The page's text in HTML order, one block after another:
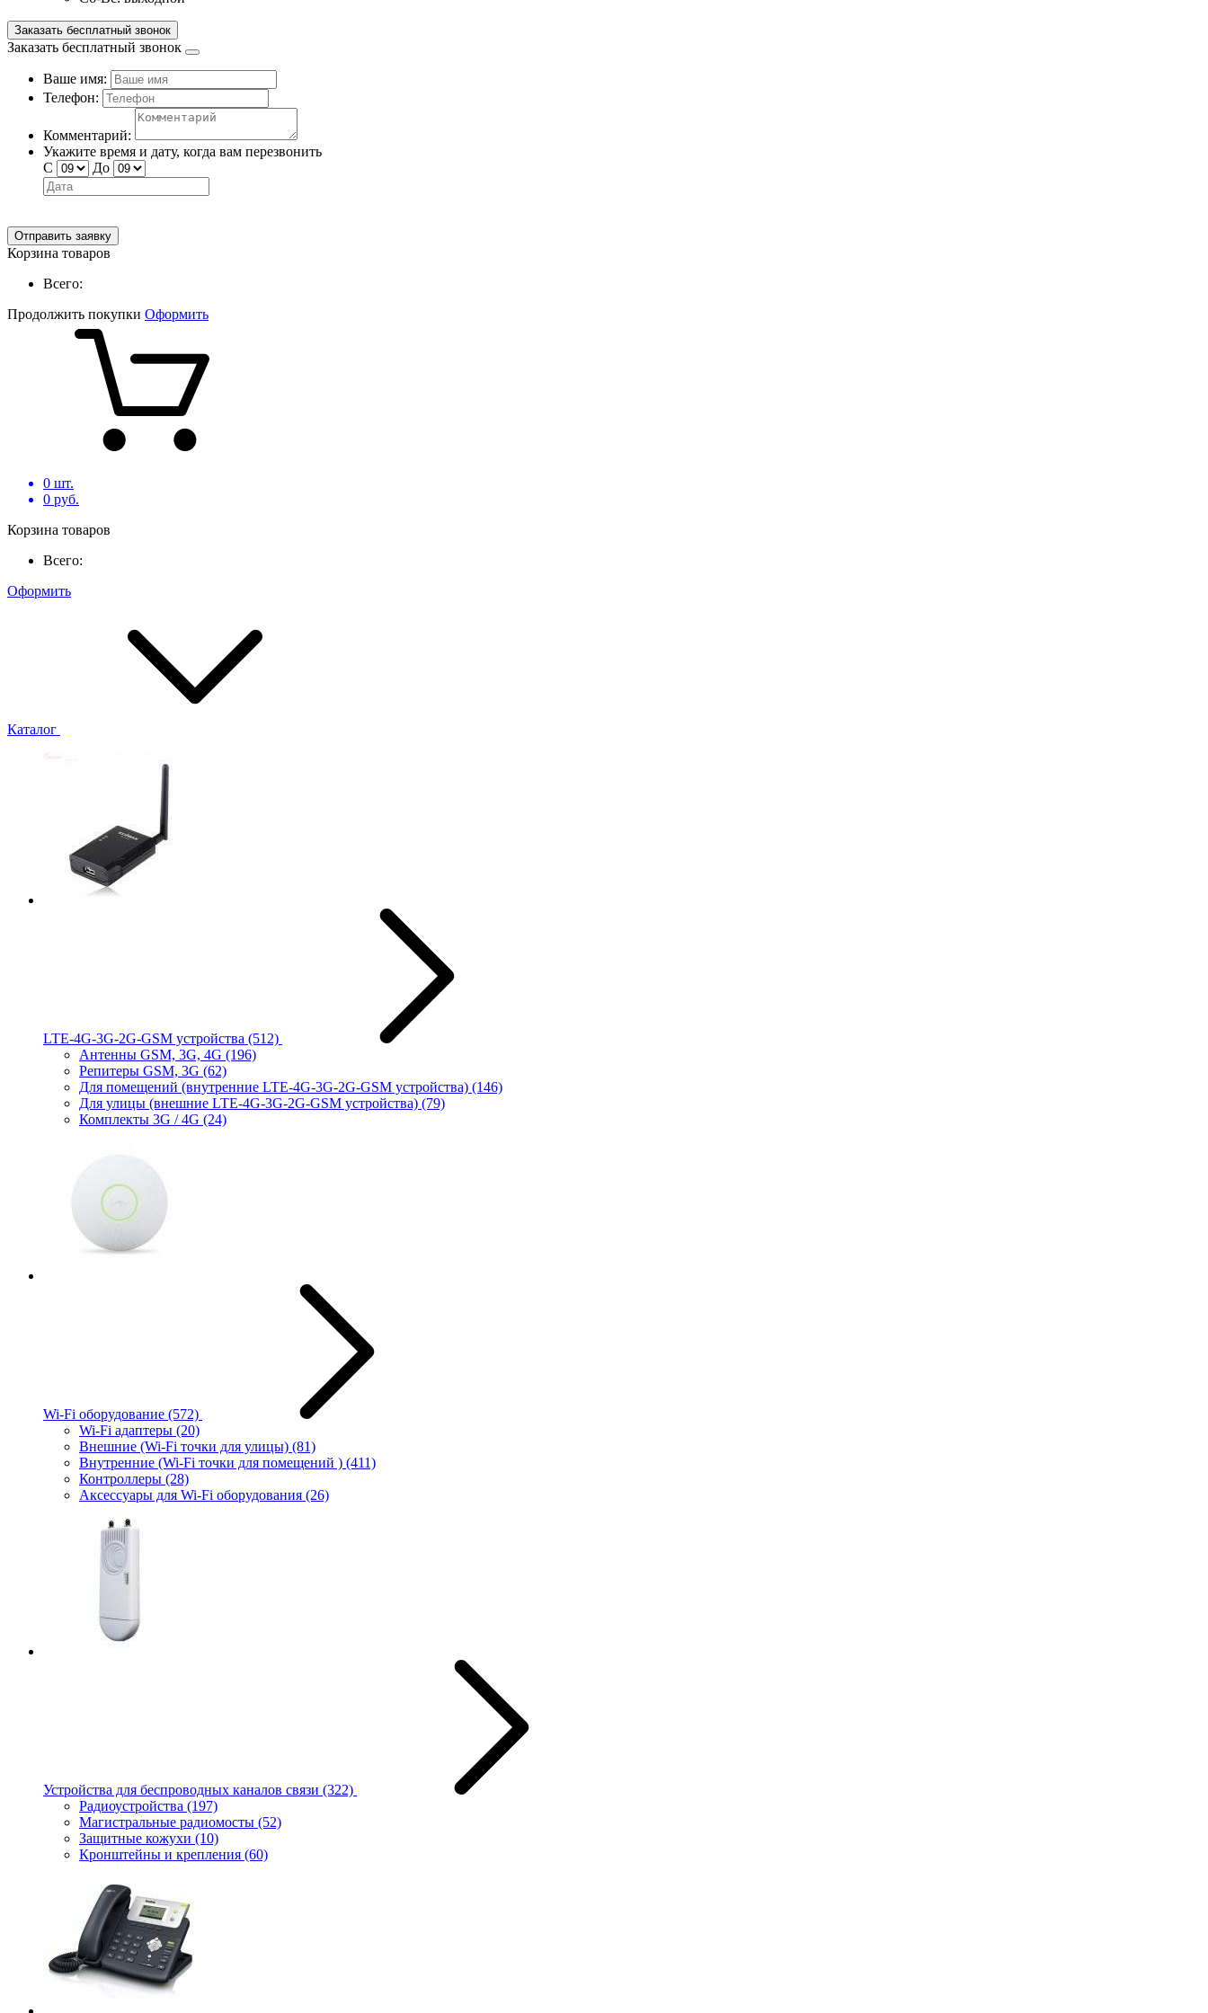
Заказать бесплатный звонок
Заказать бесплатный звонок
Ваше имя:
Телефон:
Комментарий:
Укажите время и дату, когда вам перезвонить
С
До
Отправить заявку
Корзина товаров
Всего:
Продолжить покупки Оформить
0 шт.
0 руб.
Корзина товаров
Всего:
Оформить
Каталог
LTE-4G-3G-2G-GSM устройства (512)
Антенны GSM, 3G, 4G (196)
Репитеры GSM, 3G (62)
Для помещений (внутренние LTE-4G-3G-2G-GSM устройства) (146)
Для улицы (внешние LTE-4G-3G-2G-GSM устройства) (79)
Комплекты 3G / 4G (24)
Wi-Fi оборудование (572)
Wi-Fi адаптеры (20)
Внешние (Wi-Fi точки для улицы) (81)
Внутренние (Wi-Fi точки для помещений ) (411)
Контроллеры (28)
Аксессуары для Wi-Fi оборудования (26)
Устройства для беспроводных каналов связи (322)
Радиоустройства (197)
Магистральные радиомосты (52)
Защитные кожухи (10)
Кронштейны и крепления (60)